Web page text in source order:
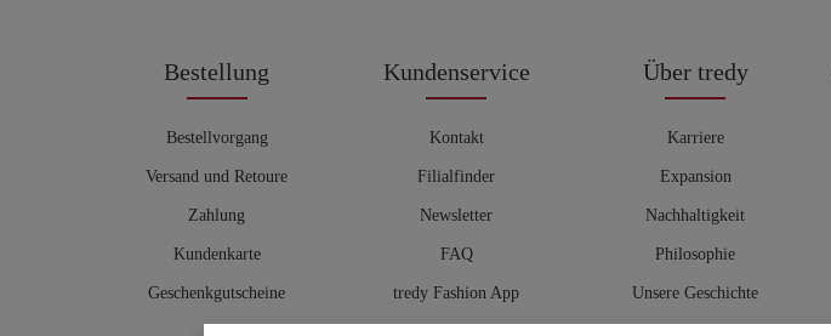
Bestellung
Bestellvorgang
Versand und Retoure
Zahlung
Kundenkarte
Geschenkgutscheine
Kundenservice
Kontakt
Filialfinder
Newsletter
FAQ
tredy Fashion App
Über tredy
Karriere
Expansion
Nachhaltigkeit
Philosophie
Unsere Geschichte